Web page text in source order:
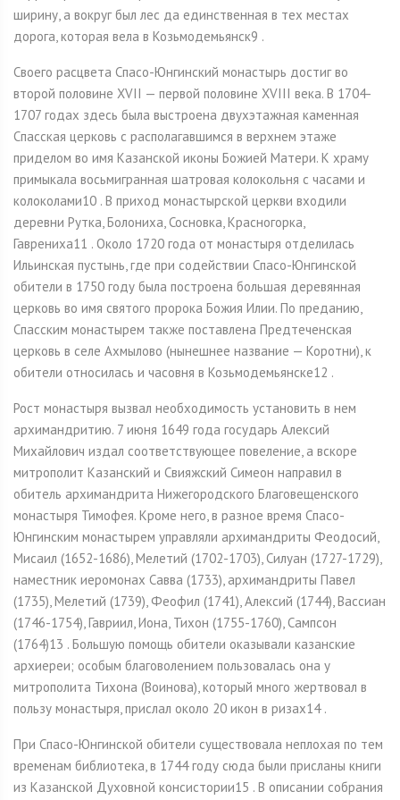
ширину, а вокруг был лес да единственная в тех местах
дорога, которая вела в Козьмодемьянск9 .
Своего расцвета Спасо-Юнгинский монастырь достиг во
второй половине XVII — первой половине XVIII века. В 1704-
1707 годах здесь была выстроена двухэтажная каменная
Спасская церковь с располагавшимся в верхнем этаже
приделом во имя Казанской иконы Божией Матери. К храму
примыкала восьмигранная шатровая колокольня с часами и
колоколами10 . В приход монастырской церкви входили
деревни Рутка, Болониха, Сосновка, Красногорка,
Гаврениха11 . Около 1720 года от монастыря отделилась
Ильинская пустынь, где при содействии Спасо-Юнгинской
обители в 1750 году была построена большая деревянная
церковь во имя святого пророка Божия Илии. По преданию,
Спасским монастырем также поставлена Предтеченская
церковь в селе Ахмылово (нынешнее название — Коротни), к
обители относилась и часовня в Козьмодемьянске12 .
Рост монастыря вызвал необходимость установить в нем
архимандритию. 7 июня 1649 года государь Алексий
Михайлович издал соответствующее повеление, а вскоре
митрополит Казанский и Свияжский Симеон направил в
обитель архимандрита Нижегородского Благовещенского
монастыря Тимофея. Кроме него, в разное время Спасо-
Юнгинским монастырем управляли архимандриты Феодосий,
Мисаил (1652-1686), Мелетий (1702-1703), Силуан (1727-1729),
наместник иеромонах Савва (1733), архимандриты Павел
(1735), Мелетий (1739), Феофил (1741), Алексий (1744), Вассиан
(1746-1754), Гавриил, Иона, Тихон (1755-1760), Сампсон
(1764)13 . Большую помощь обители оказывали казанские
архиереи; особым благоволением пользовалась она у
митрополита Тихона (Воинова), который много жертвовал в
пользу монастыря, прислал около 20 икон в ризах14 .
При Спасо-Юнгинской обители существовала неплохая по тем
временам библиотека, в 1744 году сюда были присланы книги
из Казанской Духовной консистории15 . В описании собрания